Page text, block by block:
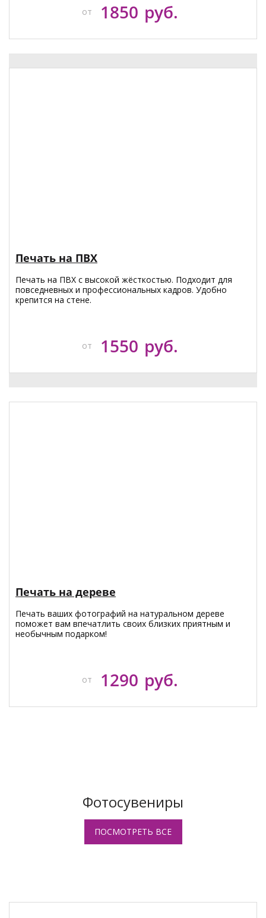
от 1850 руб.
Печать на ПВХ
Печать на ПВХ с высокой жёсткостью. Подходит для
повседневных и профессиональных кадров. Удобно
крепится на стене.
от 1550 руб.
Печать на дереве
Печать ваших фотографий на натуральном дереве
поможет вам впечатлить своих близких приятным и
необычным подарком!
от 1290 руб.
Фотосувениры
ПОСМОТРЕТЬ ВСЕ